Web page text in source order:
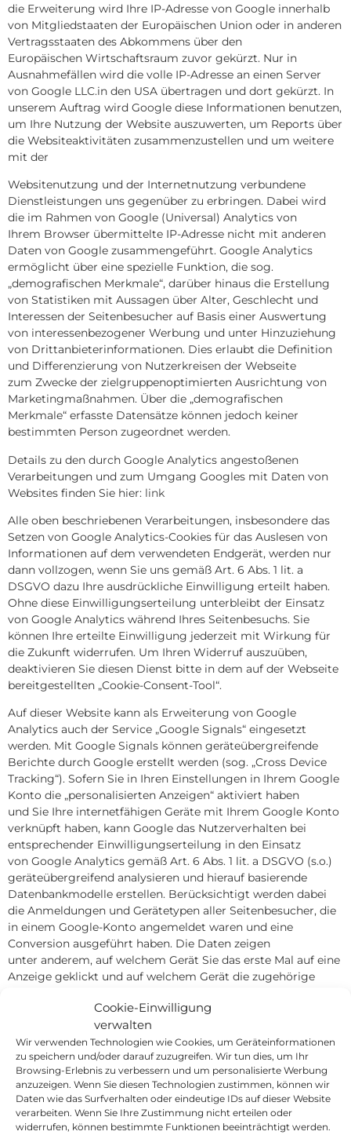
Cookie-Einwilligung
verwalten
Wir verwenden Technologien wie Cookies, um Geräteinformationen
zu speichern und/oder darauf zuzugreifen. Wir tun dies, um Ihr
Browsing-Erlebnis zu verbessern und um personalisierte Werbung
anzuzeigen. Wenn Sie diesen Technologien zustimmen, können wir
Daten wie das Surfverhalten oder eindeutige IDs auf dieser Website
verarbeiten. Wenn Sie Ihre Zustimmung nicht erteilen oder
widerrufen, können bestimmte Funktionen beeinträchtigt werden.
die Erweiterung wird Ihre IP-Adresse von Google innerhalb
von Mitgliedstaaten der Europäischen Union oder in anderen
Vertragsstaaten des Abkommens über den
Europäischen Wirtschaftsraum zuvor gekürzt. Nur in
Ausnahmefällen wird die volle IP-Adresse an einen Server
von Google LLC.in den USA übertragen und dort gekürzt. In
unserem Auftrag wird Google diese Informationen benutzen,
um Ihre Nutzung der Website auszuwerten, um Reports über
die Websiteaktivitäten zusammenzustellen und um weitere
mit der
Websitenutzung und der Internetnutzung verbundene
Dienstleistungen uns gegenüber zu erbringen. Dabei wird
die im Rahmen von Google (Universal) Analytics von
Ihrem Browser übermittelte IP-Adresse nicht mit anderen
Daten von Google zusammengeführt. Google Analytics
ermöglicht über eine spezielle Funktion, die sog.
„demografischen Merkmale“, darüber hinaus die Erstellung
von Statistiken mit Aussagen über Alter, Geschlecht und
Interessen der Seitenbesucher auf Basis einer Auswertung
von interessenbezogener Werbung und unter Hinzuziehung
von Drittanbieterinformationen. Dies erlaubt die Definition
und Differenzierung von Nutzerkreisen der Webseite
zum Zwecke der zielgruppenoptimierten Ausrichtung von
Marketingmaßnahmen. Über die „demografischen
Merkmale“ erfasste Datensätze können jedoch keiner
bestimmten Person zugeordnet werden.
Details zu den durch Google Analytics angestoßenen
Verarbeitungen und zum Umgang Googles mit Daten von
Websites finden Sie hier: link
Alle oben beschriebenen Verarbeitungen, insbesondere das
Setzen von Google Analytics-Cookies für das Auslesen von
Informationen auf dem verwendeten Endgerät, werden nur
dann vollzogen, wenn Sie uns gemäß Art. 6 Abs. 1 lit. a
DSGVO dazu Ihre ausdrückliche Einwilligung erteilt haben.
Ohne diese Einwilligungserteilung unterbleibt der Einsatz
von Google Analytics während Ihres Seitenbesuchs. Sie
können Ihre erteilte Einwilligung jederzeit mit Wirkung für
die Zukunft widerrufen. Um Ihren Widerruf auszuüben,
deaktivieren Sie diesen Dienst bitte in dem auf der Webseite
bereitgestellten „Cookie-Consent-Tool“.
Auf dieser Website kann als Erweiterung von Google
Analytics auch der Service „Google Signals“ eingesetzt
werden. Mit Google Signals können geräteübergreifende
Berichte durch Google erstellt werden (sog. „Cross Device
Tracking“). Sofern Sie in Ihren Einstellungen in Ihrem Google
Konto die „personalisierten Anzeigen“ aktiviert haben
und Sie Ihre internetfähigen Geräte mit Ihrem Google Konto
verknüpft haben, kann Google das Nutzerverhalten bei
entsprechender Einwilligungserteilung in den Einsatz
von Google Analytics gemäß Art. 6 Abs. 1 lit. a DSGVO (s.o.)
geräteübergreifend analysieren und hierauf basierende
Datenbankmodelle erstellen. Berücksichtigt werden dabei
die Anmeldungen und Gerätetypen aller Seitenbesucher, die
in einem Google-Konto angemeldet waren und eine
Conversion ausgeführt haben. Die Daten zeigen
unter anderem, auf welchem Gerät Sie das erste Mal auf eine
Anzeige geklickt und auf welchem Gerät die zugehörige
Signals verwendet wird, erhalten wir keine
personenbezogenen Daten von Google, sondern lediglich
auf Basis von Google Signals erstellte Statistiken. Sie haben
die Möglichkeit, die Funktion „personalisierte Anzeigen“ in
den Einstellungen Ihres Google-Kontos zu deaktivieren und
damit die geräteübergreifende Analyse abzustellen. Folgen
Sie hierzu den Hinweisen auf dieser
Seite:https://support.google.com/ads/answer/2662922?hl=de